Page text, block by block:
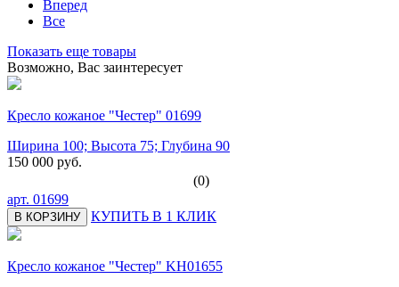
Вперед
Все
Показать еще товары
Возможно, Вас заинтересует
Кресло кожаное "Честер" 01699
Ширина 100; Высота 75; Глубина 90
150 000 руб.
(0)
арт. 01699
В КОРЗИНУ КУПИТЬ В 1 КЛИК
Кресло кожаное "Честер" KH01655